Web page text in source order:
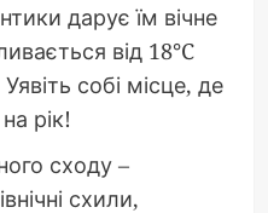
дарує їм вічне
від 18°C
собі місце, де
рік!
сходу –
схили,